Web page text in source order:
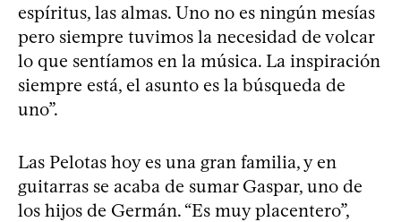
espíritus, las almas. Uno no es ningún mesías
pero siempre tuvimos la necesidad de volcar
lo que sentíamos en la música. La inspiración
siempre está, el asunto es la búsqueda de
uno”.
Las Pelotas hoy es una gran familia, y en
guitarras se acaba de sumar Gaspar, uno de
los hijos de Germán. “Es muy placentero”,